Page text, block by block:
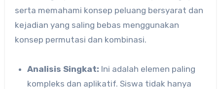
serta memahami konsep peluang bersyarat dan
kejadian yang saling bebas menggunakan
konsep permutasi dan kombinasi.
Analisis Singkat: Ini adalah elemen paling
kompleks dan aplikatif. Siswa tidak hanya